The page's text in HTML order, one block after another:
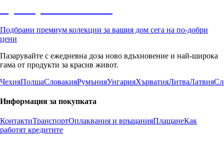
Подбрани премиум колекции за вашия дом сега на по-добри
цени
Пазарувайте с ежедневна доза ново вдъхновение и най-широка
гама от продукти за красив живот.
ЧехияПолшаСловакияРумънияУнгарияХърватияЛитваЛатвия
Информация за покупката
КонтактиТранспортОплаквания и връщанияПлащанеКак
работят кредитите